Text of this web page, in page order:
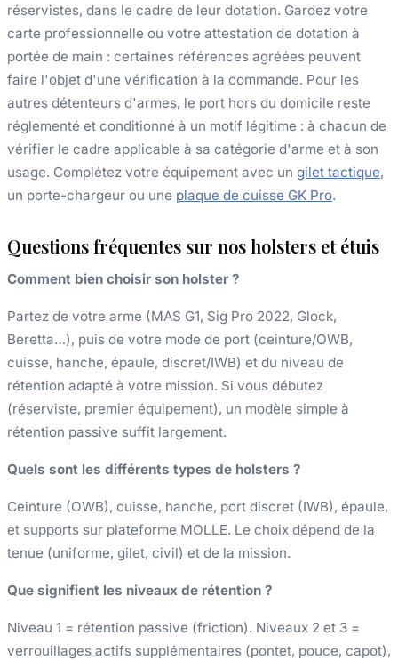
réservistes, dans le cadre de leur dotation. Gardez votre
carte professionnelle ou votre attestation de dotation à
portée de main : certaines références agréées peuvent
faire l'objet d'une vérification à la commande. Pour les
autres détenteurs d'armes, le port hors du domicile reste
réglementé et conditionné à un motif légitime : à chacun de
vérifier le cadre applicable à sa catégorie d'arme et à son
usage. Complétez votre équipement avec un gilet tactique,
un porte-chargeur ou une plaque de cuisse GK Pro.
Questions fréquentes sur nos holsters et étuis
Comment bien choisir son holster ?
Partez de votre arme (MAS G1, Sig Pro 2022, Glock,
Beretta…), puis de votre mode de port (ceinture/OWB,
cuisse, hanche, épaule, discret/IWB) et du niveau de
rétention adapté à votre mission. Si vous débutez
(réserviste, premier équipement), un modèle simple à
rétention passive suffit largement.
Quels sont les différents types de holsters ?
Ceinture (OWB), cuisse, hanche, port discret (IWB), épaule,
et supports sur plateforme MOLLE. Le choix dépend de la
tenue (uniforme, gilet, civil) et de la mission.
Que signifient les niveaux de rétention ?
Niveau 1 = rétention passive (friction). Niveaux 2 et 3 =
verrouillages actifs supplémentaires (pontet, pouce, capot),